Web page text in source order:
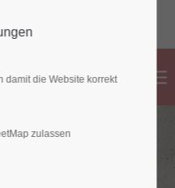
ahlen.de
damit die Website korrekt
zulassen